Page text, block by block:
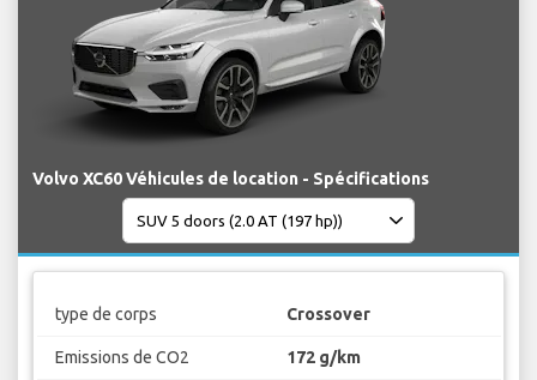
Volvo XC60 Véhicules de location - Spécifications
type de corps Crossover
Emissions de CO2 172 g/km